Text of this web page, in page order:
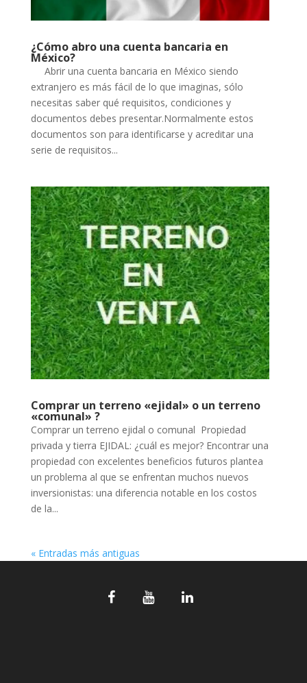
¿Cómo abro una cuenta bancaria en
México?
Abrir una cuenta bancaria en México siendo
extranjero es más fácil de lo que imaginas, sólo
necesitas saber qué requisitos, condiciones y
documentos debes presentar.Normalmente estos
documentos son para identificarse y acreditar una
serie de requisitos...
Comprar un terreno «ejidal» o un terreno
«comunal» ?
Comprar un terreno ejidal o comunal Propiedad
privada y tierra EJIDAL: ¿cuál es mejor? Encontrar una
propiedad con excelentes beneficios futuros plantea
un problema al que se enfrentan muchos nuevos
inversionistas: una diferencia notable en los costos
de la...
« Entradas más antiguas